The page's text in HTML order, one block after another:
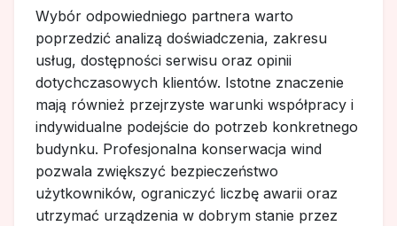
Wybór odpowiedniego partnera warto
poprzedzić analizą doświadczenia, zakresu
usług, dostępności serwisu oraz opinii
dotychczasowych klientów. Istotne znaczenie
mają również przejrzyste warunki współpracy i
indywidualne podejście do potrzeb konkretnego
budynku. Profesjonalna konserwacja wind
pozwala zwiększyć bezpieczeństwo
użytkowników, ograniczyć liczbę awarii oraz
utrzymać urządzenia w dobrym stanie przez